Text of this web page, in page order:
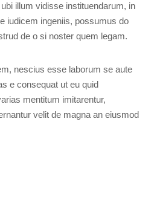
illum vidisse instituendarum, in
iudicem ingeniis, possumus do
de o si noster quem legam.
nescius esse laborum se aute
e consequat ut eu quid
mentitum imitarentur,
velit de magna an eiusmod